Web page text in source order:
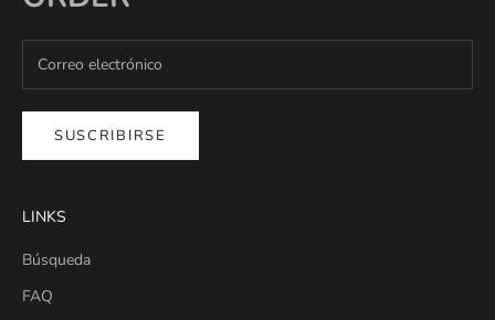
SUSCRIBIRSE
LINKS
Búsqueda
FAQ